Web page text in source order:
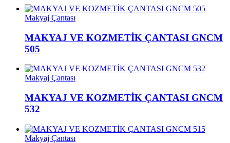
Makyaj Çantası
MAKYAJ VE KOZMETİK ÇANTASI GNCM
505
Makyaj Çantası
MAKYAJ VE KOZMETİK ÇANTASI GNCM
532
Makyaj Çantası